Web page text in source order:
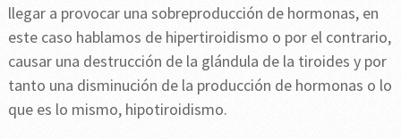
llegar a provocar una sobreproducción de hormonas, en
este caso hablamos de hipertiroidismo o por el contrario,
causar una destrucción de la glándula de la tiroides y por
tanto una disminución de la producción de hormonas o lo
que es lo mismo, hipotiroidismo.